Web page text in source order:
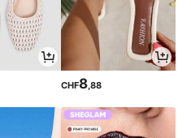
CHF8,88